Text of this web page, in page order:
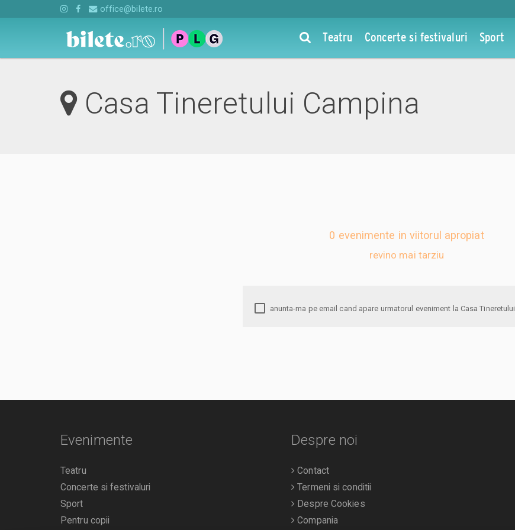
office@bilete.ro
Teatru Concerte si festivaluri Sport
Casa Tineretului Campina
0 evenimente in viitorul apropiat
revino mai tarziu
anunta-ma pe email cand apare urmatorul eveniment la Casa Tineretului
Evenimente
Teatru
Concerte si festivaluri
Sport
Pentru copii
Despre noi
Contact
Termeni si conditii
Despre Cookies
Compania